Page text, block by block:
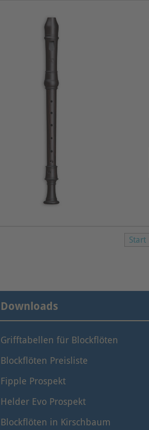
Start
Downloads
Grifftabellen für Blockflöten
Blockflöten Preisliste
Fipple Prospekt
Helder Evo Prospekt
Blockflöten in Kirschbaum